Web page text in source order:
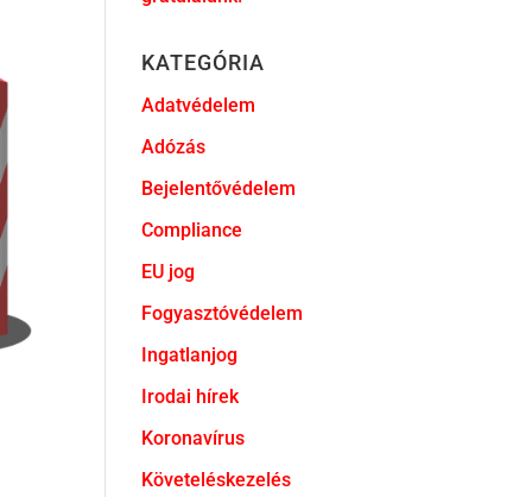
KATEGÓRIA
Adatvédelem
Adózás
Bejelentővédelem
Compliance
EU jog
Fogyasztóvédelem
Ingatlanjog
Irodai hírek
Koronavírus
Követeléskezelés